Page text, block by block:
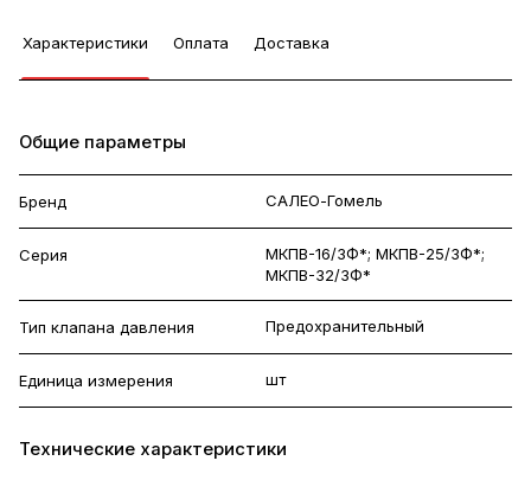
Характеристики Оплата Доставка
Общие параметры
Бренд САЛЕО-Гомель
Серия
МКПВ-16/3Ф*; МКПВ-25/3Ф*;
МКПВ-32/3Ф*
Тип клапана давления Предохранительный
Единица измерения шт
Технические характеристики